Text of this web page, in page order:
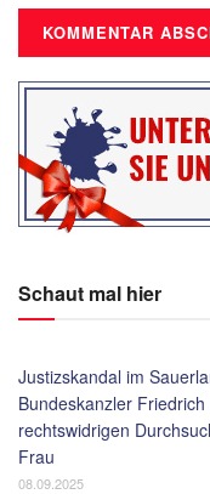
Schaut mal hier
Justizskandal im
Bundeskanzler
rechtswidrigen
Frau
08.09.2025